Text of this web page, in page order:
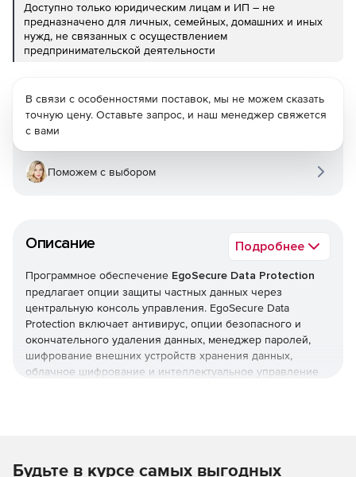
Доступно только юридическим лицам и ИП – не
предназначено для личных, семейных, домашних и иных
нужд, не связанных с осуществлением
предпринимательской деятельности
Описание Подробнее
Программное обеспечение EgoSecure Data Protection
предлагает опции защиты частных данных через
центральную консоль управления. EgoSecure Data
Protection включает антивирус, опции безопасного и
окончательного удаления данных, менеджер паролей,
шифрование внешних устройств хранения данных,
облачное шифрование и интеллектуальное управление
определить, кто может использовать определенные
В связи с особенностями поставок, мы не можем сказать
точную цену. Оставьте запрос, и наш менеджер свяжется
с вами
Поможем с выбором
Будьте в курсе самых выгодных